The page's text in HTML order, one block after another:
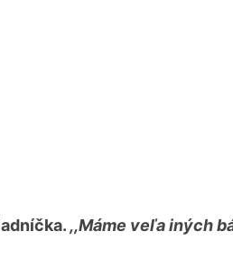
,,Máme veľa iných